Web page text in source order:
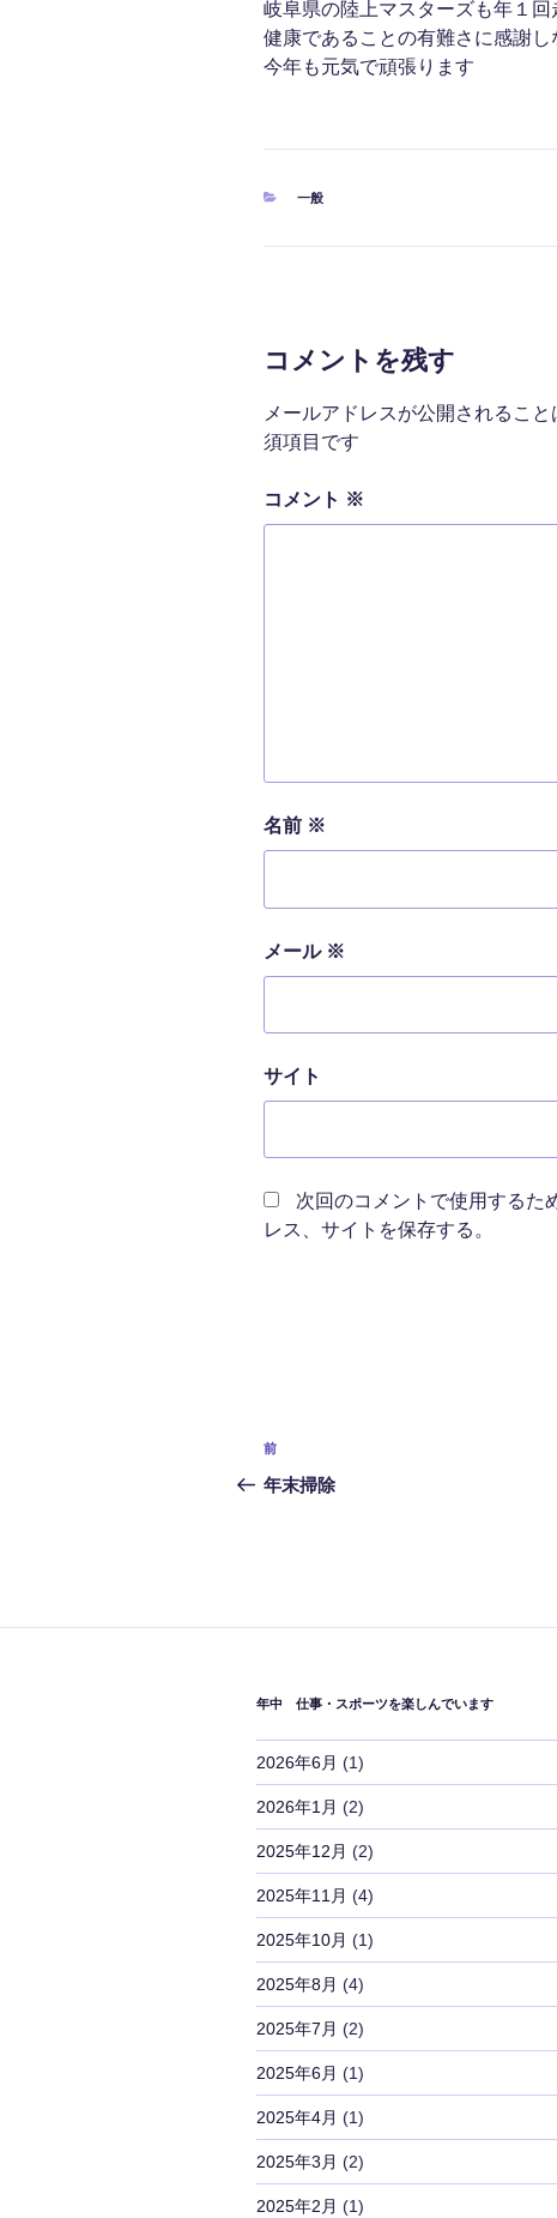
岐阜県の陸上マスターズも年１回
健康であることの有難さに感謝し
今年も元気で頑張ります
カ
一般
コメントを残す
メールアドレスが公開されること
須項目です
コメント ※
名前 ※
メール ※
サイト
次回のコメントで使用するた
レス、サイトを保存する。
投
稿
シ
ョ
ン
過
去
前
年末掃除
年中 仕事・スポーツを楽しんでいます
2026年6月 (1)
2026年1月 (2)
2025年12月 (2)
2025年11月 (4)
2025年10月 (1)
2025年8月 (4)
2025年7月 (2)
2025年6月 (1)
2025年4月 (1)
2025年3月 (2)
2025年2月 (1)